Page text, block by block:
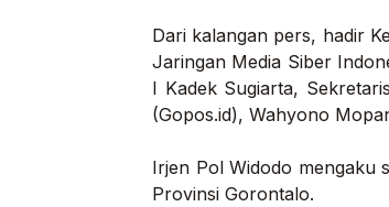
Dari kalangan pers, hadir
Jaringan Media Siber
I Kadek Sugiarta,
(Gopos.id), Wahyono
Irjen Pol Widodo mengaku
Provinsi Gorontalo.